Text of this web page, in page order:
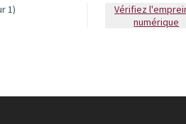
1)
Vérifiez l'empreinte
numérique